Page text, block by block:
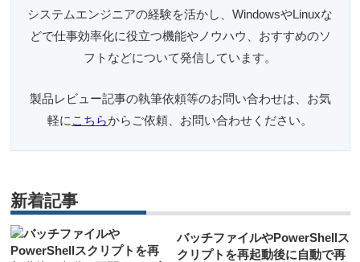
システムエンジニアの経験を活かし、WindowsやLinuxな
どで仕事効率化に役立つ機能やノウハウ、おすすめのソ
フトなどについて発信しています。
製品レビュー記事の執筆依頼等のお問い合わせは、お気
軽に こちらからご依頼、お問い合わせください。
新着記事
バッチファイルやPowerShellス
クリプトを再起動後に自動で再